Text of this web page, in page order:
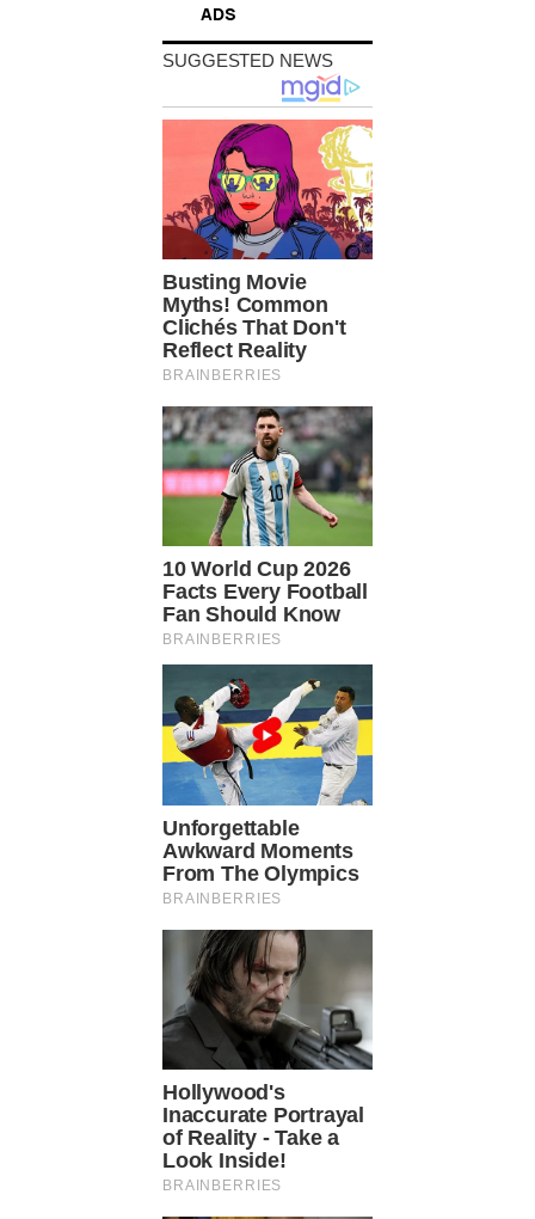
ADS